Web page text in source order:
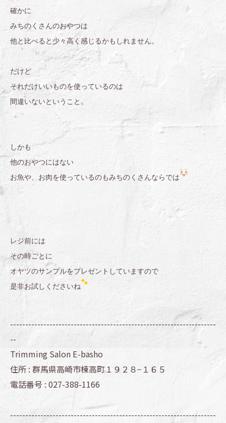
確かに
みちのくさんのおやつは
他と比べると少々高く感じるかもしれません。
だけど
それだけいいものを使っているのは
間違いないということ。
しかも
他のおやつにはない
お魚や、お肉を使っているのもみちのくさんならでは
レジ前には
その時ごとに
オヤツのサンプルをプレゼントしていますので
是非お試しくださいね
--------------------------------------------------------------------
--
Trimming Salon E-basho
住所 : 群馬県高崎市棟高町１９２８−１６５
電話番号 : 027-388-1166
--------------------------------------------------------------------